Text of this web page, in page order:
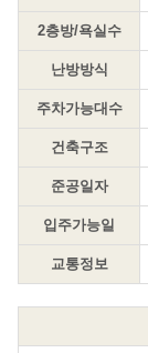
2층방/욕실수
난방방식
주차가능대수
건축구조
준공일자
입주가능일
교통정보